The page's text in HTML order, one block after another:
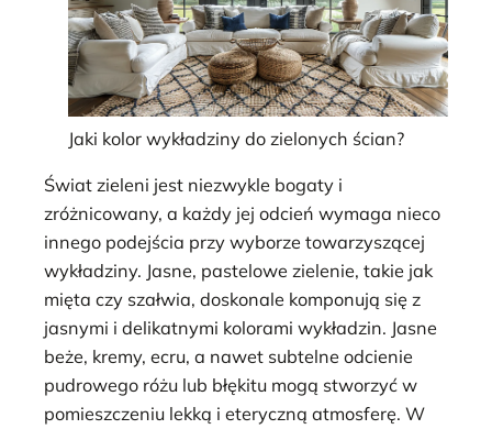
Jaki kolor wykładziny do zielonych ścian?
Świat zieleni jest niezwykle bogaty i
zróżnicowany, a każdy jej odcień wymaga nieco
innego podejścia przy wyborze towarzyszącej
wykładziny. Jasne, pastelowe zielenie, takie jak
mięta czy szałwia, doskonale komponują się z
jasnymi i delikatnymi kolorami wykładzin. Jasne
beże, kremy, ecru, a nawet subtelne odcienie
pudrowego różu lub błękitu mogą stworzyć w
pomieszczeniu lekką i eteryczną atmosferę. W